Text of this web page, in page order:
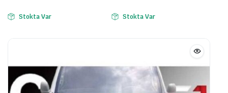
Stokta Var Stokta Var